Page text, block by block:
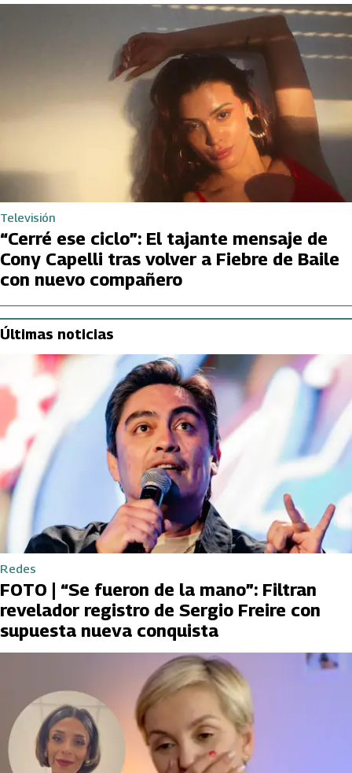
Televisión
“Cerré ese ciclo”: El tajante mensaje de
Cony Capelli tras volver a Fiebre de Baile
con nuevo compañero
Últimas noticias
Redes
FOTO | “Se fueron de la mano”: Filtran
revelador registro de Sergio Freire con
supuesta nueva conquista